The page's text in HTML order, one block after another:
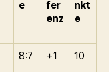
e
fer
enz
nkt
e
8:7 +1 10